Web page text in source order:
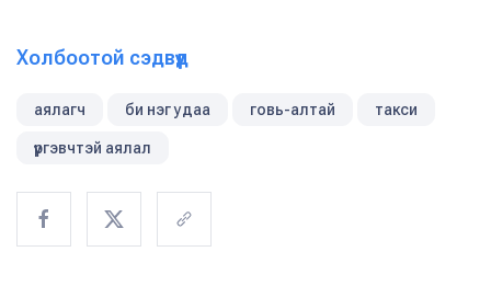
Холбоотой сэдвүүд
аялагч би нэг удаа говь-алтай такси
үүргэвчтэй аялал